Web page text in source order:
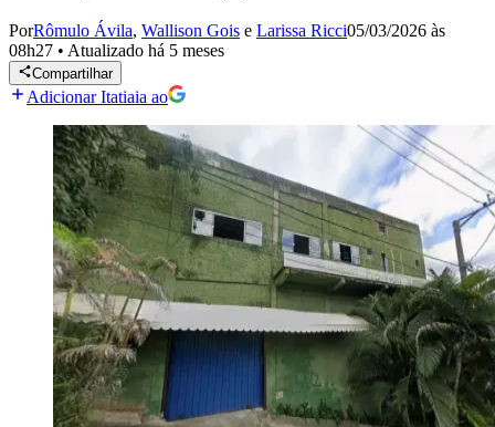
PorRômulo Ávila, Wallison Gois e Larissa Ricci05/03/2026 às
08h27 • Atualizado há 5 meses
Compartilhar
Adicionar Itatiaia ao